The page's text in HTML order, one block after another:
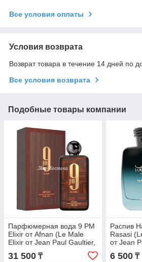
Все условия оплаты
Условия возврата
Возврат товара в течение 14 дней по
Все условия возврата
Подобные товары компании
Парфюмерная вода 9 PM
Elixir от Afnan (Le Male
Elixir от Jean Paul Gaultier,
31 500 ₸
Распив
Rasasi
от Jean
6 500₸